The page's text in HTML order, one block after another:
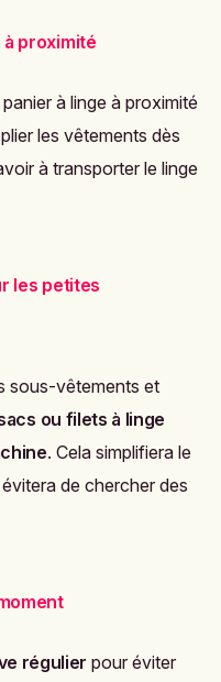
proximité
à linge à proximité
les vêtements dès
à transporter le linge
les petites
sous-vêtements et
ou filets à linge
. Cela simplifiera le
de chercher des
régulier pour éviter